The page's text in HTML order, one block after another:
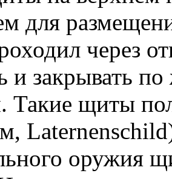
для
через
и закрывать
Такие щиты
оружия